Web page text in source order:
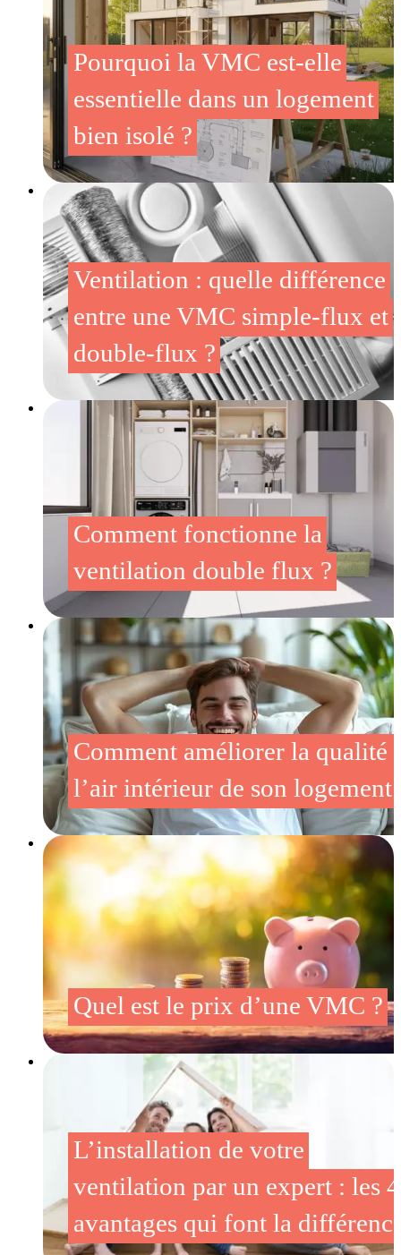
Pourquoi la VMC est-elle
essentielle dans un logement
bien isolé ?
Ventilation : quelle différence
entre une VMC simple-flux et
double-flux ?
Comment fonctionne la
ventilation double flux ?
Comment améliorer la qualité
l’air intérieur de son logement
Quel est le prix d’une VMC ?
L’installation de votre
ventilation par un expert : les 4
avantages qui font la